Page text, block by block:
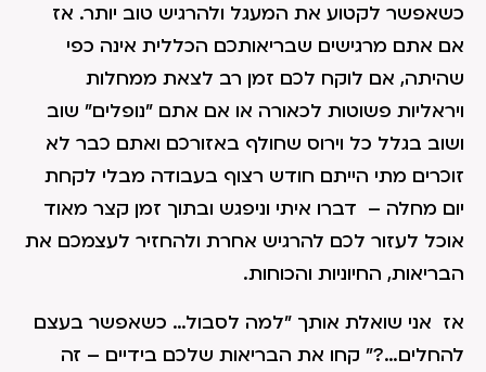
כשאפשר לקטוע את המעגל ולהרגיש טוב יותר. אז
אם אתם מרגישים שבריאותכם הכללית אינה כפי
שהיתה, אם לוקח לכם זמן רב לצאת ממחלות
ויראליות פשוטות לכאורה או אם אתם "נופלים" שוב
ושוב בגלל כל וירוס שחולף באזורכם ואתם כבר לא
זוכרים מתי הייתם חודש רצוף בעבודה מבלי לקחת
יום מחלה – דברו איתי וניפגש ובתוך זמן קצר מאוד
אוכל לעזור לכם להרגיש אחרת ולהחזיר לעצמכם את
הבריאות, החיוניות והכוחות.
אז אני שואלת אותך "למה לסבול… כשאפשר בעצם
להחלים…?" קחו את הבריאות שלכם בידיים – זה